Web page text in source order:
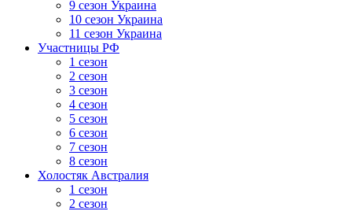
9 сезон Украина
10 сезон Украина
11 сезон Украина
Участницы РФ
1 сезон
2 сезон
3 сезон
4 сезон
5 сезон
6 сезон
7 сезон
8 сезон
Холостяк Австралия
1 сезон
2 сезон